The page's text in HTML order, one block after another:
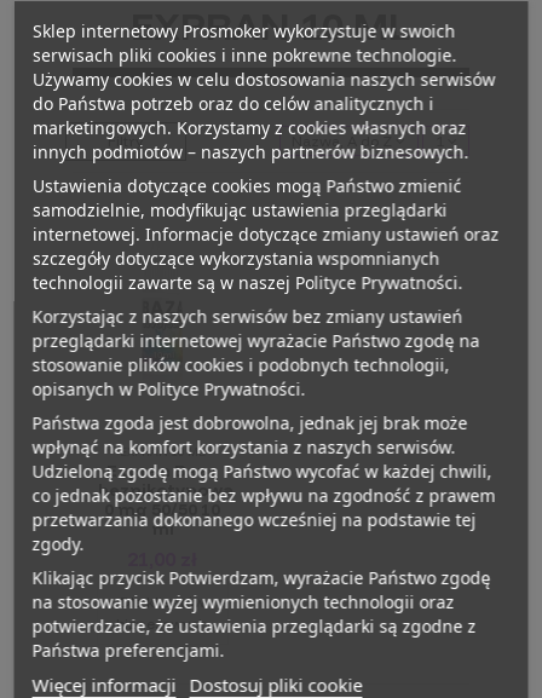
EXPRAN 10 ML
Filtry Nazwa, A do Z 1
EXPRAN 10 ML
Expran Baza
beznikotynowa
0 mg 50/50 10
ml
Dla klientów
biznesowych
Sklep internetowy Prosmoker wykorzystuje w swoich
serwisach pliki cookies i inne pokrewne technologie.
Używamy cookies w celu dostosowania naszych serwisów
do Państwa potrzeb oraz do celów analitycznych i
marketingowych. Korzystamy z cookies własnych oraz
innych podmiotów – naszych partnerów biznesowych.
Ustawienia dotyczące cookies mogą Państwo zmienić
samodzielnie, modyfikując ustawienia przeglądarki
internetowej. Informacje dotyczące zmiany ustawień oraz
szczegóły dotyczące wykorzystania wspomnianych
technologii zawarte są w naszej Polityce Prywatności.
Korzystając z naszych serwisów bez zmiany ustawień
przeglądarki internetowej wyrażacie Państwo zgodę na
stosowanie plików cookies i podobnych technologii,
opisanych w Polityce Prywatności.
Państwa zgoda jest dobrowolna, jednak jej brak może
wpłynąć na komfort korzystania z naszych serwisów.
Udzieloną zgodę mogą Państwo wycofać w każdej chwili,
co jednak pozostanie bez wpływu na zgodność z prawem
przetwarzania dokonanego wcześniej na podstawie tej
zgody.
Klikając przycisk Potwierdzam, wyrażacie Państwo zgodę
na stosowanie wyżej wymienionych technologii oraz
potwierdzacie, że ustawienia przeglądarki są zgodne z
Państwa preferencjami.
Więcej informacji Dostosuj pliki cookie